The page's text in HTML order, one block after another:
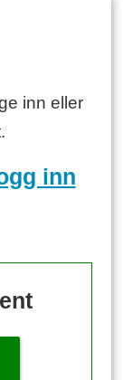
inn eller
inn